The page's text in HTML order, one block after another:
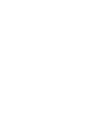
お召し上がりい